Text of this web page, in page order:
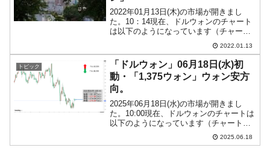
2022年01月13日(木)の市場が開きまし
た。10：14現在、ドルウォンのチャート
は以下のようになっています（チャート
は『Investing.com』より引用）。強烈な
ウォン高方向への進行が3日続き、「1ド
ル＝1,190ウォン」を割られて...
2022.01.13
トピック
「ドルウォン」06月18日(水)初
動・「1,375ウォン」ウォン安方
向。
2025年06月18日(水)の市場が開きまし
た。10:00現在、ドルウォンのチャートは
以下のようになっています（チャートは
『Investing.com』より引用）。これから
ローソク足の調整が入るかもしれません
2025.06.18